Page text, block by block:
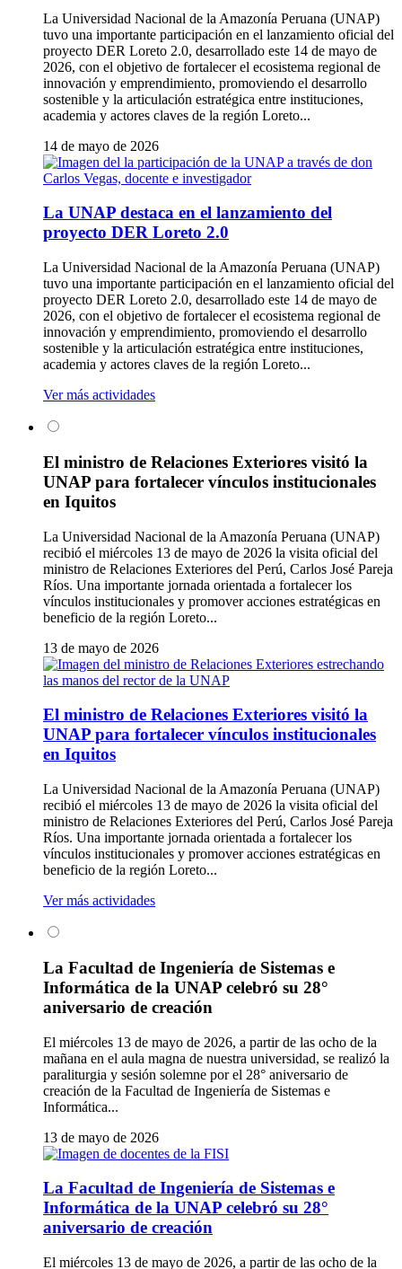
La Universidad Nacional de la Amazonía Peruana (UNAP)
tuvo una importante participación en el lanzamiento oficial del
proyecto DER Loreto 2.0, desarrollado este 14 de mayo de
2026, con el objetivo de fortalecer el ecosistema regional de
innovación y emprendimiento, promoviendo el desarrollo
sostenible y la articulación estratégica entre instituciones,
academia y actores claves de la región Loreto...
14 de mayo de 2026
La UNAP destaca en el lanzamiento del
proyecto DER Loreto 2.0
La Universidad Nacional de la Amazonía Peruana (UNAP)
tuvo una importante participación en el lanzamiento oficial del
proyecto DER Loreto 2.0, desarrollado este 14 de mayo de
2026, con el objetivo de fortalecer el ecosistema regional de
innovación y emprendimiento, promoviendo el desarrollo
sostenible y la articulación estratégica entre instituciones,
academia y actores claves de la región Loreto...
Ver más actividades
El ministro de Relaciones Exteriores visitó la
UNAP para fortalecer vínculos institucionales
en Iquitos
La Universidad Nacional de la Amazonía Peruana (UNAP)
recibió el miércoles 13 de mayo de 2026 la visita oficial del
ministro de Relaciones Exteriores del Perú, Carlos José Pareja
Ríos. Una importante jornada orientada a fortalecer los
vínculos institucionales y promover acciones estratégicas en
beneficio de la región Loreto...
13 de mayo de 2026
El ministro de Relaciones Exteriores visitó la
UNAP para fortalecer vínculos institucionales
en Iquitos
La Universidad Nacional de la Amazonía Peruana (UNAP)
recibió el miércoles 13 de mayo de 2026 la visita oficial del
ministro de Relaciones Exteriores del Perú, Carlos José Pareja
Ríos. Una importante jornada orientada a fortalecer los
vínculos institucionales y promover acciones estratégicas en
beneficio de la región Loreto...
Ver más actividades
La Facultad de Ingeniería de Sistemas e
Informática de la UNAP celebró su 28°
aniversario de creación
El miércoles 13 de mayo de 2026, a partir de las ocho de la
mañana en el aula magna de nuestra universidad, se realizó la
paraliturgia y sesión solemne por el 28° aniversario de
creación de la Facultad de Ingeniería de Sistemas e
Informática...
13 de mayo de 2026
La Facultad de Ingeniería de Sistemas e
Informática de la UNAP celebró su 28°
aniversario de creación
El miércoles 13 de mayo de 2026, a partir de las ocho de la